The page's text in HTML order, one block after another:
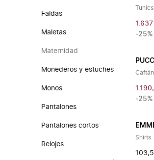
Faldas
Maletas
Maternidad
Monederos y estuches
Monos
Pantalones
Pantalones cortos
Relojes
Tunics
-25%
PUCCI
Caftán
-25%
Shirts